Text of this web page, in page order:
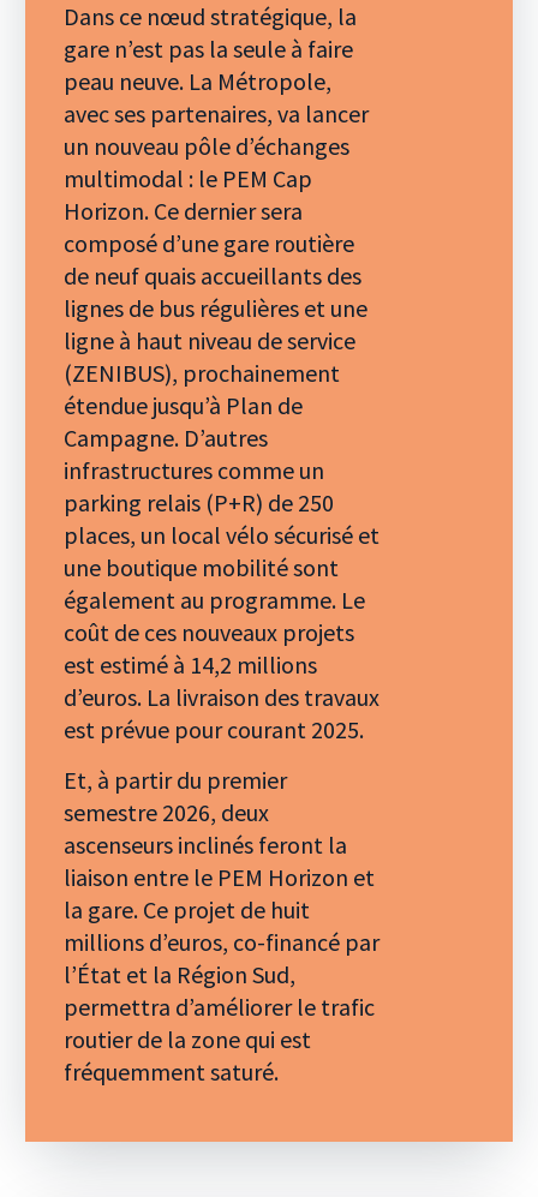
Dans ce nœud stratégique, la
gare n’est pas la seule à faire
peau neuve. La Métropole,
avec ses partenaires, va lancer
un nouveau pôle d’échanges
multimodal : le PEM Cap
Horizon. Ce dernier sera
composé d’une gare routière
de neuf quais accueillants des
lignes de bus régulières et une
ligne à haut niveau de service
(ZENIBUS), prochainement
étendue jusqu’à Plan de
Campagne. D’autres
infrastructures comme un
parking relais (P+R) de 250
places, un local vélo sécurisé et
une boutique mobilité sont
également au programme. Le
coût de ces nouveaux projets
est estimé à 14,2 millions
d’euros. La livraison des travaux
est prévue pour courant 2025.
Et, à partir du premier
semestre 2026, deux
ascenseurs inclinés feront la
liaison entre le PEM Horizon et
la gare. Ce projet de huit
millions d’euros, co-financé par
l’État et la Région Sud,
permettra d’améliorer le trafic
routier de la zone qui est
fréquemment saturé.